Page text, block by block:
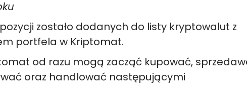
zostało dodanych do listy kryptowalut z
portfela w Kriptomat.
od razu mogą zacząć kupować,
oraz handlować następującymi